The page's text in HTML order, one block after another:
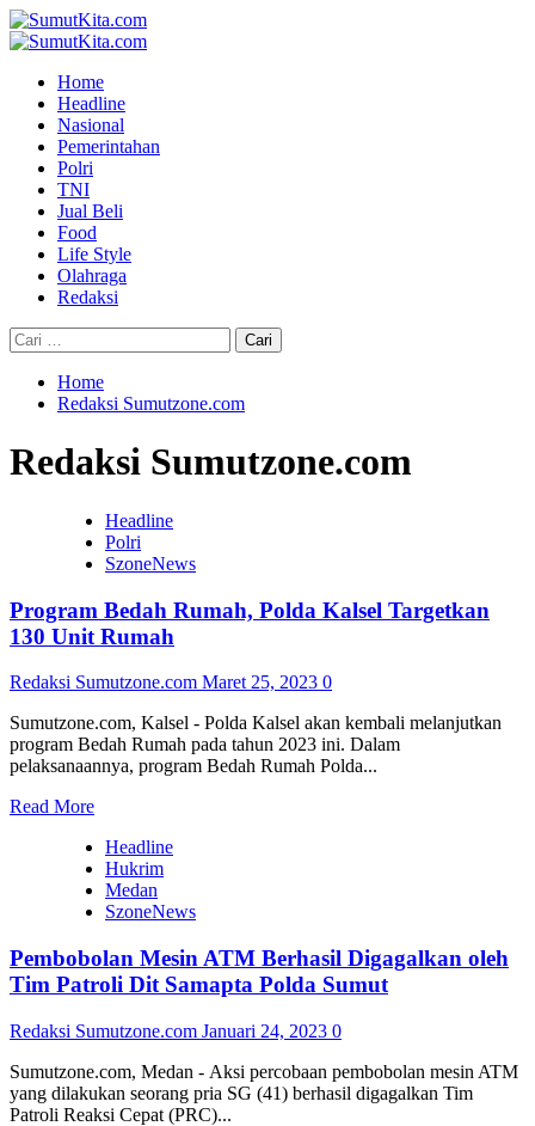
Skip
to
Primary
Home
Headline
Nasional
Pemerintahan
Polri
TNI
Jual Beli
Food
Life Style
Olahraga
Redaksi
Cari
untuk:
Home
Redaksi Sumutzone.com
Redaksi Sumutzone.com
Headline
Polri
SzoneNews
Program Bedah Rumah, Polda Kalsel Targetkan
130 Unit Rumah
Redaksi Sumutzone.com Maret 25, 2023 0
Sumutzone.com, Kalsel - Polda Kalsel akan kembali melanjutkan
program Bedah Rumah pada tahun 2023 ini. Dalam
pelaksanaannya, program Bedah Rumah Polda...
Read MoreRead
about
Program
Bedah
Rumah,
Kalsel
Targetkan
130
Rumah
Headline
Hukrim
Medan
SzoneNews
Pembobolan Mesin ATM Berhasil Digagalkan oleh
Tim Patroli Dit Samapta Polda Sumut
Redaksi Sumutzone.com Januari 24, 2023 0
Sumutzone.com, Medan - Aksi percobaan pembobolan mesin ATM
yang dilakukan seorang pria SG (41) berhasil digagalkan Tim
Patroli Reaksi Cepat (PRC)...